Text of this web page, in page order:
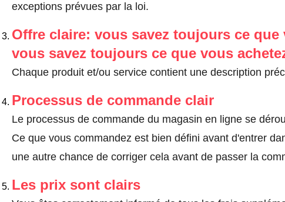
exceptions prévues par la loi.
Offre claire: vous savez toujours ce que
vous savez toujours ce que vous
Chaque produit et/ou service contient une description
Processus de commande clair
Le processus de commande du magasin en ligne se
Ce que vous commandez est bien défini avant d'entrer
une autre chance de corriger cela avant de passer la
Les prix sont clairs